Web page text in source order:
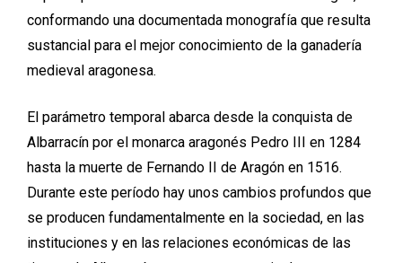
conformando una documentada monografía que resulta
sustancial para el mejor conocimiento de la ganadería
medieval aragonesa.
El parámetro temporal abarca desde la conquista de
Albarracín por el monarca aragonés Pedro III en 1284
hasta la muerte de Fernando II de Aragón en 1516.
Durante este período hay unos cambios profundos que
se producen fundamentalmente en la sociedad, en las
instituciones y en las relaciones económicas de las